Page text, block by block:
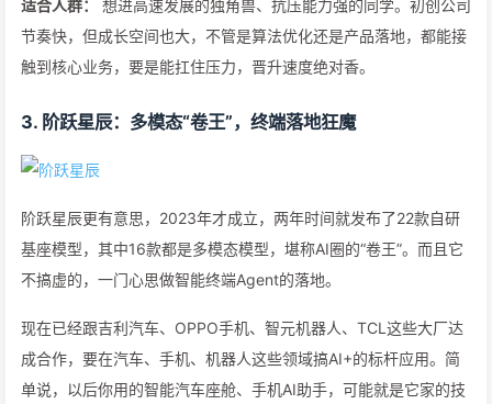
适合人群：
想进高速发展的独角兽、抗压能力强的同学。初创公司
节奏快，但成长空间也大，不管是算法优化还是产品落地，都能接
触到核心业务，要是能扛住压力，晋升速度绝对香。
3. 阶跃星辰：多模态“卷王”，终端落地狂魔
阶跃星辰更有意思，2023年才成立，两年时间就发布了22款自研
基座模型，其中16款都是多模态模型，堪称AI圈的“卷王”。而且它
不搞虚的，一门心思做智能终端Agent的落地。
现在已经跟吉利汽车、OPPO手机、智元机器人、TCL这些大厂达
成合作，要在汽车、手机、机器人这些领域搞AI+的标杆应用。简
单说，以后你用的智能汽车座舱、手机AI助手，可能就是它家的技